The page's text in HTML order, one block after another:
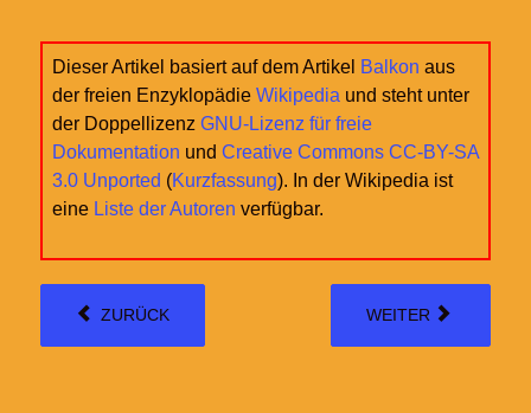
Dieser Artikel basiert auf dem Artikel Balkon aus
der freien Enzyklopädie Wikipedia und steht unter
der Doppellizenz GNU-Lizenz für freie
Dokumentation und Creative Commons CC-BY-SA
3.0 Unported (Kurzfassung). In der Wikipedia ist
eine Liste der Autoren verfügbar.
ZURÜCK WEITER